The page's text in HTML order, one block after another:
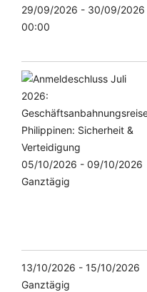
29/09/2026 - 30/09/2026
00:00
05/10/2026 - 09/10/2026
Ganztägig
13/10/2026 - 15/10/2026
Ganztägig